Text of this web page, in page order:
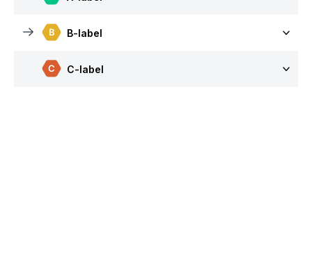
B-label
C-label